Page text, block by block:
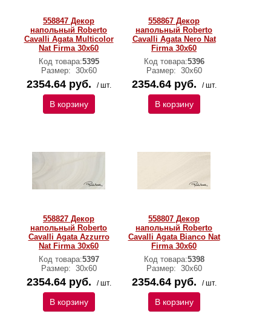
558847 Декор
напольный Roberto
Cavalli Agata Multicolor
Nat Firma 30x60
Код товара:5395
Размер: 30х60
2354.64 руб. / шт.
В корзину
558867 Декор
напольный Roberto
Cavalli Agata Nero Nat
Firma 30x60
Код товара:5396
Размер: 30х60
2354.64 руб. / шт.
В корзину
558827 Декор
напольный Roberto
Cavalli Agata Azzurro
Nat Firma 30x60
Код товара:5397
Размер: 30х60
2354.64 руб. / шт.
В корзину
558807 Декор
напольный Roberto
Cavalli Agata Bianco Nat
Firma 30x60
Код товара:5398
Размер: 30х60
2354.64 руб. / шт.
В корзину